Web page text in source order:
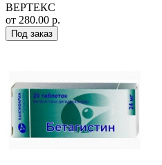
ВЕРТЕКС
от 280.00 р.
Под заказ